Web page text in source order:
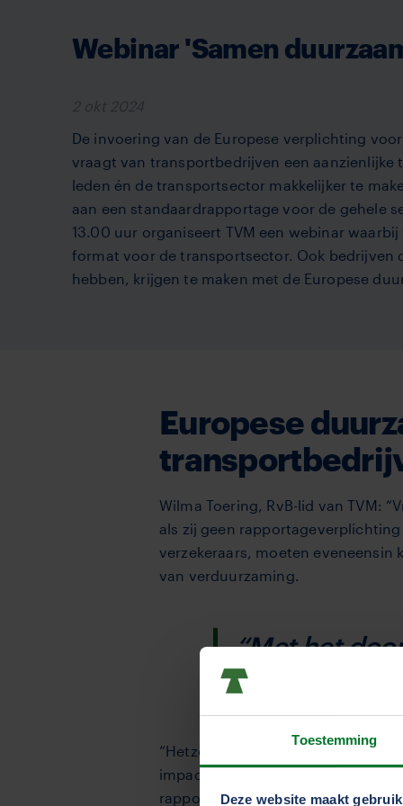
Toestemming
Deze website maakt
Webinar 'Samen
2 okt 2024
De invoering van de Europese verplichting
vraagt van transportbedrijven een
leden én de transportsector makkelijker te
aan een standaardrapportage voor de gehele
13.00 uur organiseert TVM een webinar
format voor de transportsector. Ook bedrijven
hebben, krijgen te maken met de Europese
Europese
Wilma Toering, RvB-lid van TVM:
als zij geen
verzekeraars, moeten eveneensin
van verduurzaming.
“Met het
“Hetzelfde geldt voor
impact want het is een
rapportagemodel ontwikkeld.